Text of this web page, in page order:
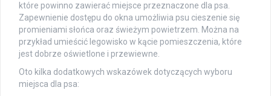
które powinno zawierać miejsce przeznaczone dla psa.
Zapewnienie dostępu do okna umożliwia psu cieszenie się
promieniami słońca oraz świeżym powietrzem. Można na
przykład umieścić legowisko w kącie pomieszczenia, które
jest dobrze oświetlone i przewiewne.
Oto kilka dodatkowych wskazówek dotyczących wyboru
miejsca dla psa: